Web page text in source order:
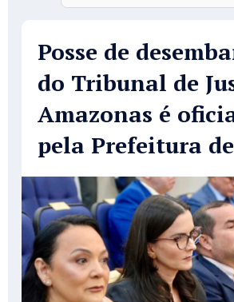
Posse de
do Tribunal de
Amazonas é
pela Prefeitura